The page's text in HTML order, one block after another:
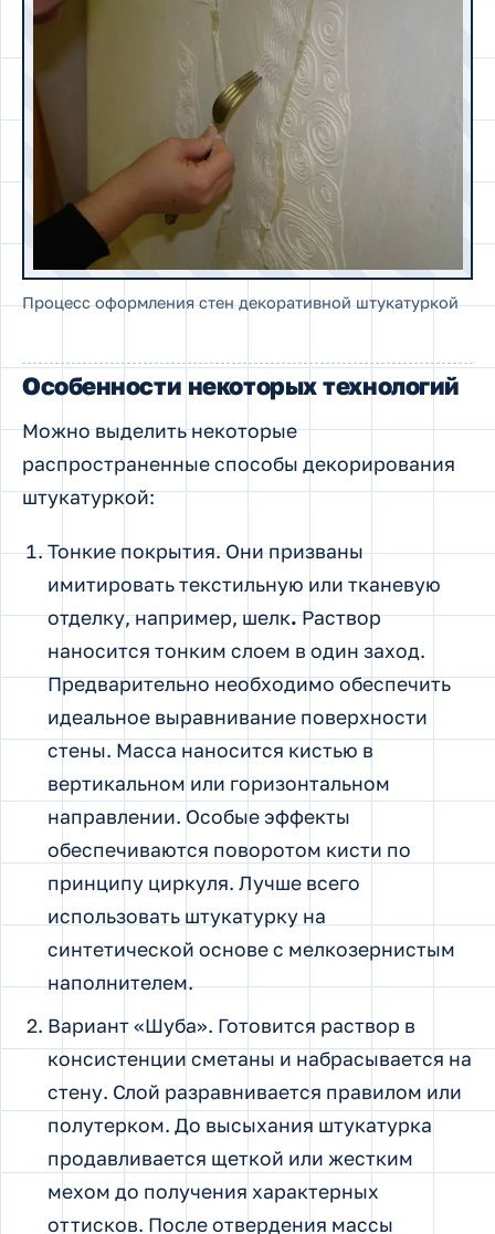
Процесс оформления стен декоративной штукатуркой
Особенности некоторых технологий
Можно выделить некоторые
распространенные способы декорирования
штукатуркой:
Тонкие покрытия. Они призваны
имитировать текстильную или тканевую
отделку, например, шелк.Раствор
наносится тонким слоем в один заход.
Предварительно необходимо обеспечить
идеальное выравнивание поверхности
стены. Масса наносится кистью в
вертикальном или горизонтальном
направлении. Особые эффекты
обеспечиваются поворотом кисти по
принципу циркуля. Лучше всего
использовать штукатурку на
синтетической основе с мелкозернистым
наполнителем.
Вариант «Шуба». Готовится раствор в
консистенции сметаны и набрасывается на
стену. Слой разравнивается правилом или
полутерком. До высыхания штукатурка
продавливается щеткой или жестким
мехом до получения характерных
оттисков. После отвердения массы